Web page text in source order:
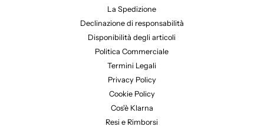
La Spedizione
Declinazione di responsabilità
Disponibilità degli articoli
Politica Commerciale
Termini Legali
Privacy Policy
Cookie Policy
Cos'è Klarna
Resi e Rimborsi